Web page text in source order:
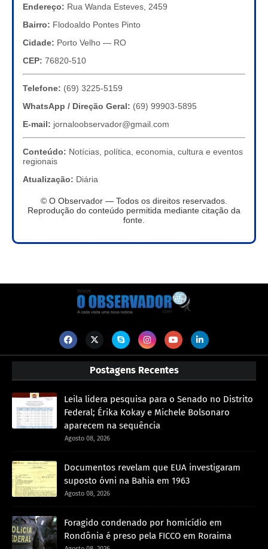
Endereço: Rua Wanda Esteves, 2459
Bairro: Flodoaldo Pontes Pinto
Cidade: Porto Velho — RO
CEP: 76820-510
Telefone: (69) 3225-5159
WhatsApp / Direção Geral: (69) 99903-5895
E-mail: jornaloobservador@gmail.com
Conteúdo: Notícias, política, economia, cultura e eventos
regionais
Atualização: Diária
© O Observador — Todos os direitos reservados.
Reprodução do conteúdo permitida mediante citação da
fonte.
Postagens Recentes
Leila lidera pesquisa para o Senado no Distrito
Federal; Érika Kokay e Michele Bolsonaro
aparecem na sequência
Agosto 08, 2026
Documentos revelam que EUA investigaram
suposto óvni na Bahia em 1963
Agosto 08, 2026
Foragido condenado por homicídio em
Rondônia é preso pela FICCO em Roraima